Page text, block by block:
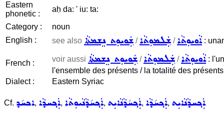
Eastern
phonetic :
aḥ da: ' iu: ta:
Category :
noun
English :
see also ܫܲܘܝܘܼܬ ܢܸܫܡܬܵܐ /ܫܲܠܡܘܼܬܵܐ /ܐܵܘܝܘܼܬܵܐ:
French : voir aussi ܫܲܘܝܘܼܬ ܢܸܫܡܬܵܐ /ܫܲܠܡܘܼܬܵܐ /ܐܵܘܝܘܼܬܵܐ:
l'ensemble des présents / la totalité des
Dialect :
Eastern Syriac
Cf. ܐܟܚ݇ܕ, ܐܲܟ݂ܚܕܵܐ, ܐܲܟ݂ܚ݇ܕܵܢܵܝܘܼܬܵܐ, ܐܲܟ݂ܚ݇ܕܵܢܵܐܝܼܬ, ܐܲܟ݂ܚ݇ܕܵܐ, ܐܲܟ݂ܚܕܵܢܵܐܝܼܬ